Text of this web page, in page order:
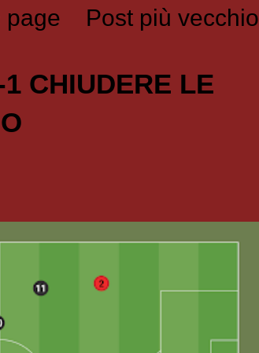
Post più vecchio
page
CHIUDERE LE